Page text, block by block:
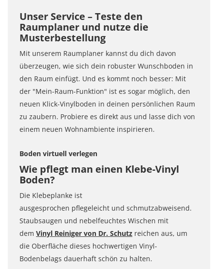
Unser Service – Teste den
Raumplaner und nutze die
Musterbestellung
Mit unserem Raumplaner kannst du dich davon
überzeugen, wie sich dein robuster Wunschboden in
den Raum einfügt. Und es kommt noch besser: Mit
der "Mein-Raum-Funktion" ist es sogar möglich, den
neuen Klick-Vinylboden in deinen persönlichen Raum
zu zaubern. Probiere es direkt aus und lasse dich von
einem neuen Wohnambiente inspirieren.
Boden virtuell verlegen
Wie pflegt man einen Klebe-Vinyl
Boden?
Die Klebeplanke ist
ausgesprochen pflegeleicht und schmutzabweisend.
Staubsaugen und nebelfeuchtes Wischen mit
dem Vinyl Reiniger von Dr. Schutz reichen aus, um
die Oberfläche dieses hochwertigen Vinyl-
Bodenbelags dauerhaft schön zu halten.